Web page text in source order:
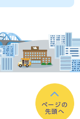
ページの
先頭へ